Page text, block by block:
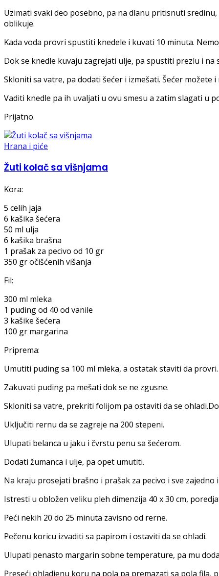
Uzimati svaki deo posebno, pa na dlanu pritisnuti
oblikuje.
Kada voda provri spustiti knedele i kuvati 10 minuta.
Dok se knedle kuvaju zagrejati ulje, pa spustiti prezlu i
Skloniti sa vatre, pa dodati šećer i izmešati. Šećer možete
Vaditi knedle pa ih uvaljati u ovu smesu a zatim slagati u
Prijatno.
Hrana i piće
Žuti kolač sa višnjama
Kora:
5 celih jaja
6 kašika šećera
50 ml ulja
6 kašika brašna
1 prašak za pecivo od 10 gr
350 gr očišćenih višanja
Fil:
300 ml mleka
1 puding od 40 od vanile
3 kašike šećera
100 gr margarina
Priprema:
Umutiti puding sa 100 ml mleka, a ostatak staviti da provri.
Zakuvati puding pa mešati dok se ne zgusne.
Skloniti sa vatre, prekriti folijom pa ostaviti da se
Uključiti rernu da se zagreje na 200 stepeni.
Ulupati belanca u jaku i čvrstu penu sa šećerom.
Dodati žumanca i ulje, pa opet umutiti.
Na kraju prosejati brašno i prašak za pecivo i sve zajedno
Istresti u obložen veliku pleh dimenzija 40 x 30 cm,
Peći nekih 20 do 25 minuta zavisno od rerne.
Pečenu koricu izvaditi sa papirom i ostaviti da se ohladi.
Ulupati penasto margarin sobne temperature, pa mu
Preseći ohladjenu koru na pola pa premazati sa pola